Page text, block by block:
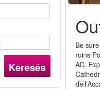
Keresés
Be
ruins
AD.